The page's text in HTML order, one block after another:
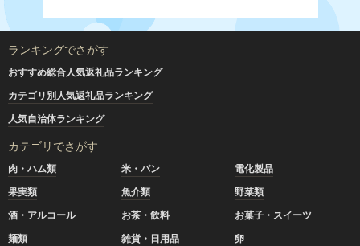
ランキングでさがす
おすすめ総合人気返礼品ランキング
カテゴリ別人気返礼品ランキング
人気自治体ランキング
カテゴリでさがす
肉・ハム類 米・パン
電化製品
果実類
魚介類
野菜類
酒・アルコール
お茶・飲料
お菓子・スイーツ
麺類
雑貨・日用品
卵